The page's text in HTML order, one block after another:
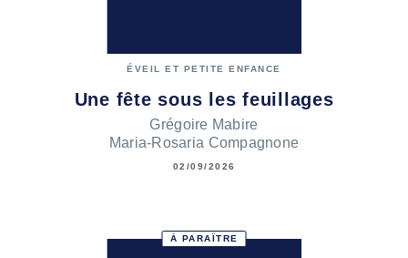
ÉVEIL ET PETITE ENFANCE
Une fête sous les feuillages
Grégoire Mabire
Maria-Rosaria Compagnone
02/09/2026
À PARAÎTRE